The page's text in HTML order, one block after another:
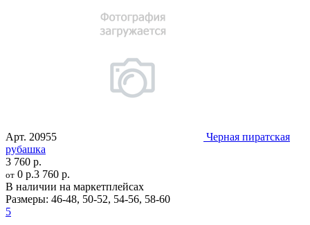
Арт. 20955
Черная пиратская
рубашка
3 760 р.
от 0 р.3 760 р.
В наличии на маркетплейсах
Размеры: 46-48, 50-52, 54-56, 58-60
5